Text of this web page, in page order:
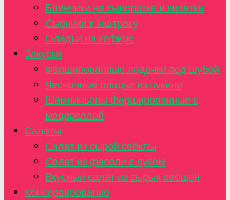
Блинчики на сыворотке и кипятке
Сырники к завтраку
Оладьи на кефире
Закуски
Фаршированные лодочки под шубой
Чесночные оладьи из цукини
Шампиньоны фаршированные с
моцареллой
Салаты
Салат из сырой свёклы
Салат из фасоли с луком
Вкусный салат из сырых овощей
Консервирование